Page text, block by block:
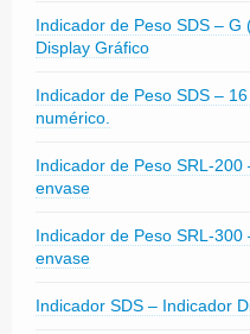
Indicador de Peso SDS – G
Display Gráfico
Indicador de Peso SDS –
numérico.
Indicador de Peso SRL-
envase
Indicador de Peso SRL-
envase
Indicador SDS – Indicador